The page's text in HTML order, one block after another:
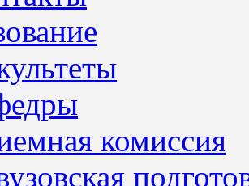
комиссия